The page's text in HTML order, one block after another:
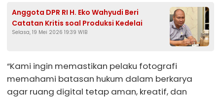
Anggota DPR RI H. Eko Wahyudi Beri
Catatan Kritis soal Produksi Kedelai
Selasa, 19 Mei 2026 19:39 WIB
“Kami ingin memastikan pelaku fotografi
memahami batasan hukum dalam berkarya
agar ruang digital tetap aman, kreatif, dan